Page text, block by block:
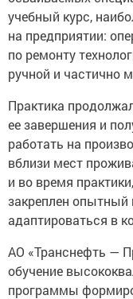
учебный курс,
на предприятии:
по ремонту
ручной и частично
Практика
ее завершения и
работать на
вблизи мест
и во время
закреплен опытный
адаптироваться в
АО «Транснефть —
обучение
программы